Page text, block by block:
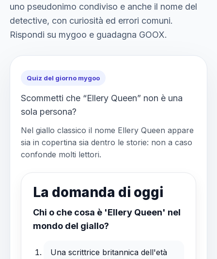
uno pseudonimo condiviso e anche il nome del
detective, con curiosità ed errori comuni.
Rispondi su mygoo e guadagna GOOX.
Quiz del giorno mygoo
Scommetti che “Ellery Queen” non è una
sola persona?
Nel giallo classico il nome Ellery Queen appare
sia in copertina sia dentro le storie: non a caso
confonde molti lettori.
La domanda di oggi
Chi o che cosa è 'Ellery Queen' nel
mondo del giallo?
Una scrittrice britannica dell'età